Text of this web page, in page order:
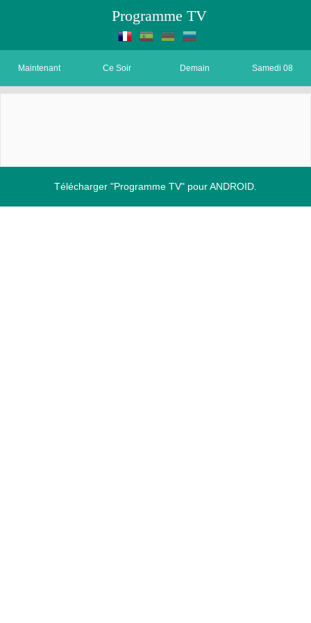
Programme TV
Maintenant Ce Soir Demain Samedi 08
Télécharger "Programme TV" pour ANDROID.